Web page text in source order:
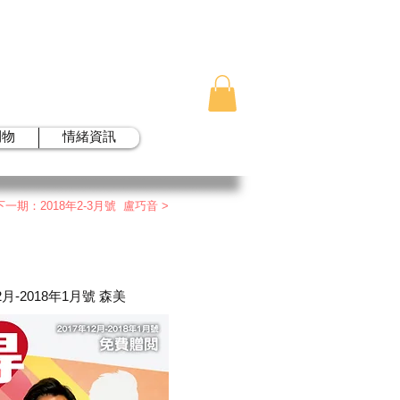
情緒資訊
一期：2018年2-3月號 盧巧音 >
-2018年1月號 森美